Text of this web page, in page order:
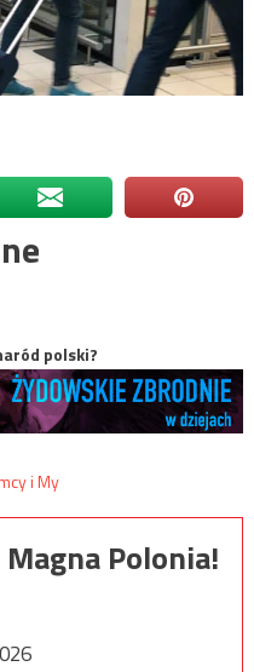
polski?
Polonia!